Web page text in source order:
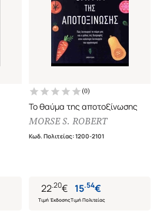
(0)
Το θαύμα της αποτοξίνωσης
MORSE S. ROBERT
Κωδ. Πολιτείας:1200-2101
22.20€
Τιμή Έκδοσης
15.54€
Τιμή Πολιτείας